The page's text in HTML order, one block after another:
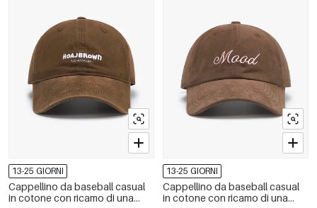
13-25 GIORNI
Cappellino da baseball casual
in cotone con ricamo di una
13-25 GIORNI
Cappellino da baseball casual
in cotone con ricamo di una